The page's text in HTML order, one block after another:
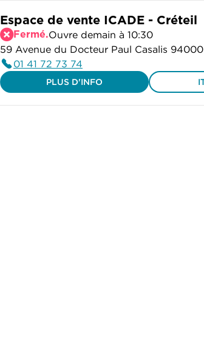
Espace de vente ICADE - Créteil
Fermé.Ouvre demain à 10:30
59 Avenue du Docteur Paul Casalis
01 41 72 73 74
PLUS D'INFO